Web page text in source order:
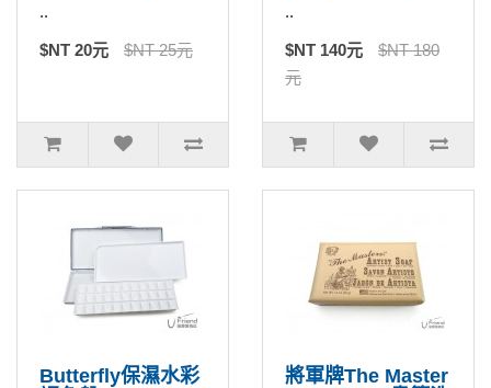
..
$NT 20元 $NT 25元
..
$NT 140元
$NT 180
元
Butterfly保濕水彩
將軍牌The Master